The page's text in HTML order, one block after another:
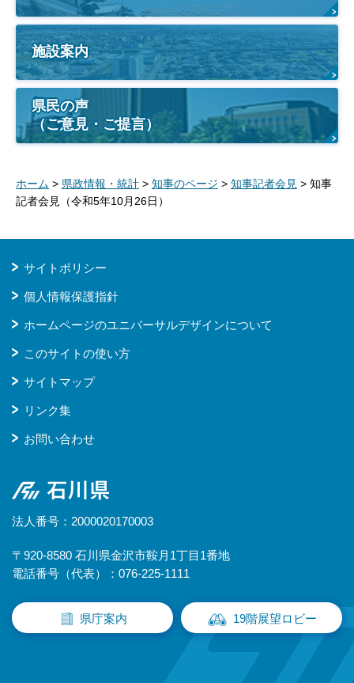
施設案内
県民の声
（ご意見・ご提言）
ホーム > 県政情報・統計 > 知事のページ > 知事記者会見 > 知事
記者会見（令和5年10月26日）
サイトポリシー
個人情報保護指針
ホームページのユニバーサルデザインについて
このサイトの使い方
サイトマップ
リンク集
お問い合わせ
石川県
法人番号：2000020170003
〒920-8580 石川県金沢市鞍月1丁目1番地
電話番号（代表）：076-225-1111
県庁案内 19階展望ロビー